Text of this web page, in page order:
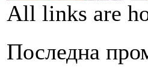
All links are
Последна